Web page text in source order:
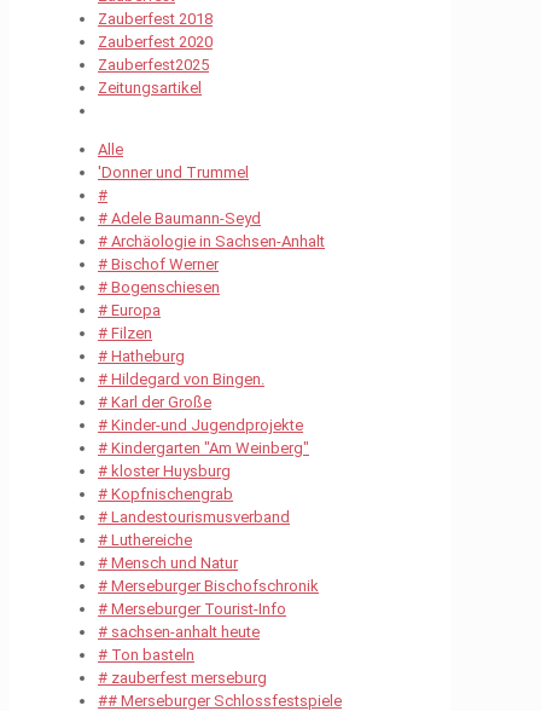
Zauberfest 2018
Zauberfest 2020
Zauberfest2025
Zeitungsartikel
Alle
'Donner und Trummel
#
# Adele Baumann-Seyd
# Archäologie in Sachsen-Anhalt
# Bischof Werner
# Bogenschiesen
# Europa
# Filzen
# Hatheburg
# Hildegard von Bingen.
# Karl der Große
# Kinder-und Jugendprojekte
# Kindergarten "Am Weinberg"
# kloster Huysburg
# Kopfnischengrab
# Landestourismusverband
# Luthereiche
# Mensch und Natur
# Merseburger Bischofschronik
# Merseburger Tourist-Info
# sachsen-anhalt heute
# Ton basteln
# zauberfest merseburg
## Merseburger Schlossfestspiele